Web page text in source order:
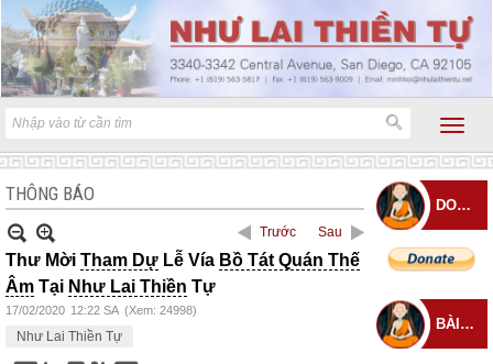
THÔNG BÁO
Trước Sau
Thư Mời Tham Dự Lễ Vía Bồ Tát Quán Thế
Âm Tại Như Lai Thiền Tự
17/02/2020 12:22 SA (Xem: 24998)
Như Lai Thiền Tự
DONATE
BÀI ĐĂNG MỚI